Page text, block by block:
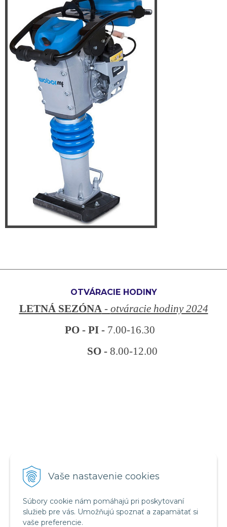
Vaše nastavenie cookies
Súbory cookie nám pomáhajú pri poskytovaní
služieb pre vás. Umožňujú spoznať a zapamätať si
vaše preferencie.
OTVÁRACIE HODINY
LETNÁ SEZÓNA - otváracie hodiny 2024
PO - PI - 7.00-16.30
SO - 8.00-12.00
Obchodné podmienky
Ochrana osobných údajov